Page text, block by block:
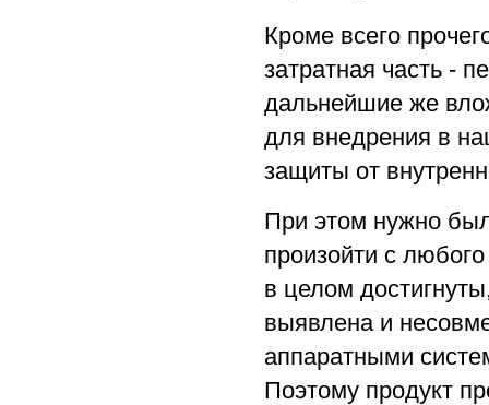
Кроме всего
затратная часть -
дальнейшие же
для внедрения в
защиты от
При этом нужно
произойти с
в целом
выявлена и
аппаратными
Поэтому продукт